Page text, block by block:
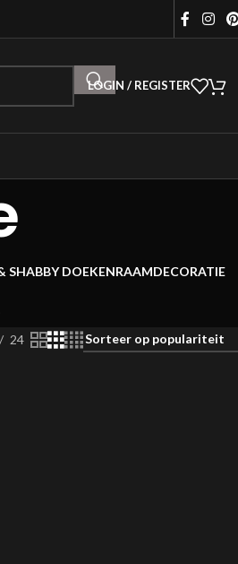
LOGIN / REGISTER
SHABBY DOEKENRAAMDECORATIE
24